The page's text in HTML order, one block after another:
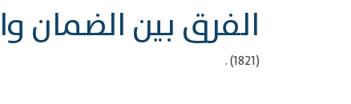
الفرق بين الضمان
(1821) .